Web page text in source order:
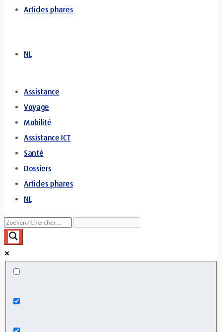
Articles phares
NL
Assistance
Voyage
Mobilité
Assistance ICT
Santé
Dossiers
Articles phares
NL